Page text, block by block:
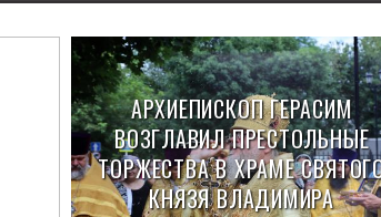
АРХИЕПИСКОП ГЕРАСИМ
ВОЗГЛАВИЛ ПРЕСТОЛЬНЫЕ
ТОРЖЕСТВА В ХРАМЕ
КНЯЗЯ ВЛАДИМИРА